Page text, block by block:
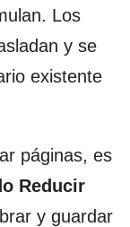
Los
y se
existente
páginas, es
Reducir
y guardar